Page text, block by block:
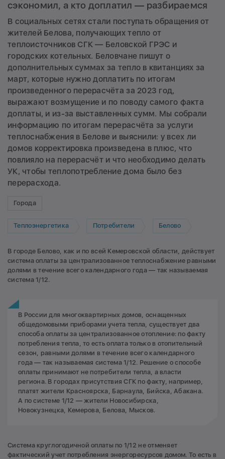
сэкономил, а кто доплатил — разбираемся
В социальных сетях стали поступать обращения от
жителей Белова, получающих тепло от
теплоисточников СГК — Беловской ГРЭС и
городских котельных. Беловчане пишут о
дополнительных суммах за тепло в квитанциях за
март, которые нужно доплатить по итогам
произведенного перерасчёта за 2023 год,
выражают возмущение и по поводу самого факта
доплаты, и из-за выставленных сумм. Мы собрали
информацию по итогам перерасчёта за услуги
теплоснабжения в Белове и выяснили: у всех ли
домов корректировка произведена в плюс, что
повлияло на перерасчёт и что необходимо делать
УК, чтобы теплопотребление дома было без
перерасхода.
Города
Теплоэнергетика Потребители Белово
В городе Белово, как и по всей Кемеровской области, действует
система оплаты за централизованное теплоснабжение равными
долями в течение всего календарного года — так называемая
система 1/12.
В России для многоквартирных домов, оснащенных
общедомовыми приборами учета тепла, существует два
способа оплаты за централизованное отопление: по факту
потребления тепла, то есть оплата только в отопительный
сезон, равными долями в течение всего календарного
года — так называемая система 1/12. Решение о способе
оплаты принимают не потребители тепла, а власти
региона. В городах присутствия СГК по факту, например,
платят жители Красноярска, Барнаула, Бийска, Абакана.
А по системе 1/12 — жители Новосибирска,
Новокузнецка, Кемерова, Белова, Мысков.
Система круглогодичной оплаты по 1/12 не отменяет
фактический учет потребления энергоресурсов домом. То есть в